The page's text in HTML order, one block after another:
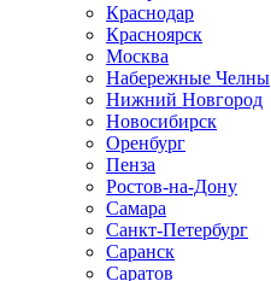
Краснодар
Красноярск
Москва
Набережные Челны
Нижний Новгород
Новосибирск
Оренбург
Пенза
Ростов-на-Дону
Самара
Санкт-Петербург
Саранск
Саратов